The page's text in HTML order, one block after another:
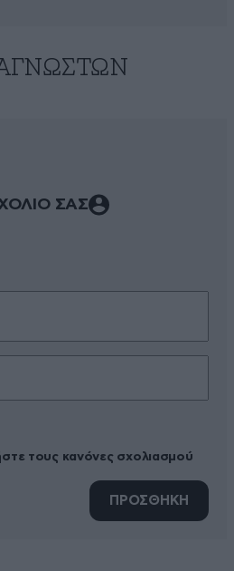
ΣΑΣ
τους κανόνες σχολιασμού
ΠΡΟΣΘΗΚΗ